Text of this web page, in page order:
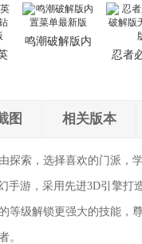
鸣潮破解版内
忍者
图 相关版本
索，选择喜欢的门派，学
手游，采用先进3D引擎
等级解锁更强大的技能，
。